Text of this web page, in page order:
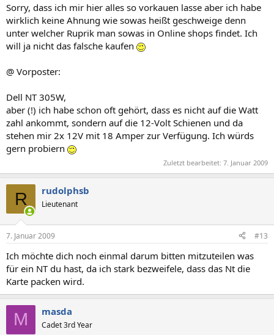
Sorry, dass ich mir hier alles so vorkauen lasse aber ich habe
wirklich keine Ahnung wie sowas heißt geschweige denn
unter welcher Ruprik man sowas in Online shops findet. Ich
will ja nicht das falsche kaufen
@ Vorposter:
Dell NT 305W,
aber (!) ich habe schon oft gehört, dass es nicht auf die Watt
zahl ankommt, sondern auf die 12-Volt Schienen und da
stehen mir 2x 12V mit 18 Amper zur Verfügung. Ich würds
gern probiern
Zuletzt bearbeitet: 7. Januar 2009
R rudolphsb
Lieutenant
7. Januar 2009 #13
Ich möchte dich noch einmal darum bitten mitzuteilen was
für ein NT du hast, da ich stark bezweifele, dass das Nt die
Karte packen wird.
M masda
Cadet 3rd Year